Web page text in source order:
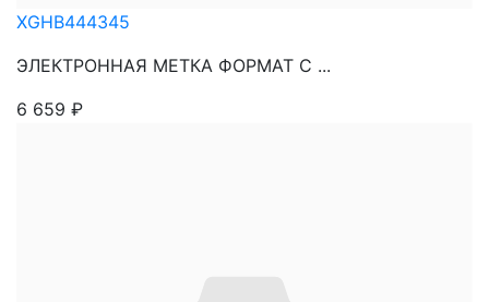
XGHB444345
ЭЛЕКТРОННАЯ МЕТКА ФОРМАТ С ...
6 659 ₽